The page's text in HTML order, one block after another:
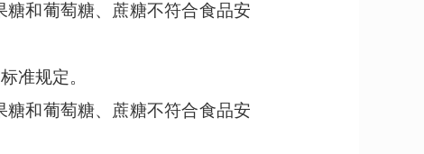
糖和葡萄糖、蔗糖不符合食品安
准规定。
糖和葡萄糖、蔗糖不符合食品安